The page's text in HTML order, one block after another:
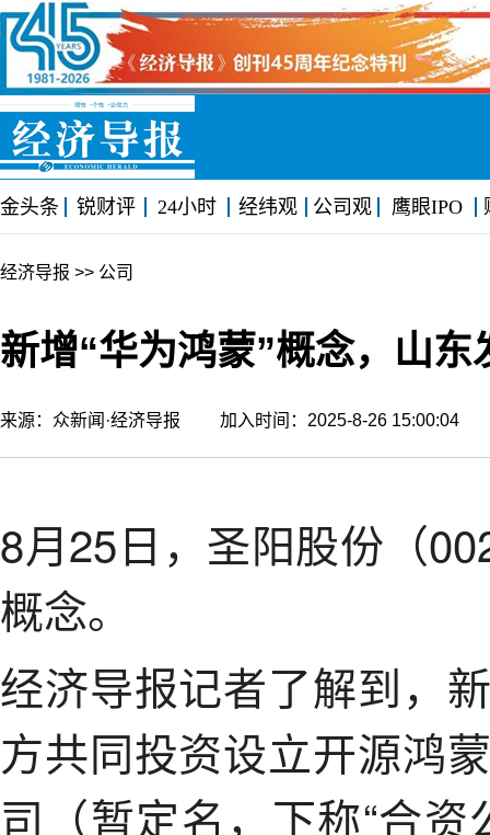
金头条 锐财评 24小时 经纬观 公司观 鹰眼IPO
经济导报 >> 公司
新增“华为鸿蒙”概念，山
来源：众新闻·经济导报 加入时间：2025-8-26
8月25日，圣阳股份（
概念。
经济导报记者了解到，
方共同投资设立开源鸿
司（暂定名，下称“合